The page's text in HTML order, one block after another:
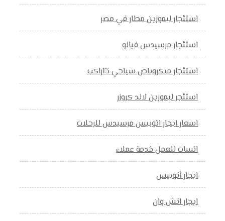
استئجار ليموزين مطار في مصر
استئجار مرسيدس فيانو
استئجار ميكروباص سياحي 13راكب
استئجر ليموزين لاند كروزر
اسعار ايجار اتوبيس مرسيدس للرحلات
انسات للعمل خدمة عملاء
ايجار أتوبيس
ايجار اتش وان